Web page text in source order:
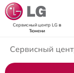
Сервисный центр LG в
Тюмени
Сервисный